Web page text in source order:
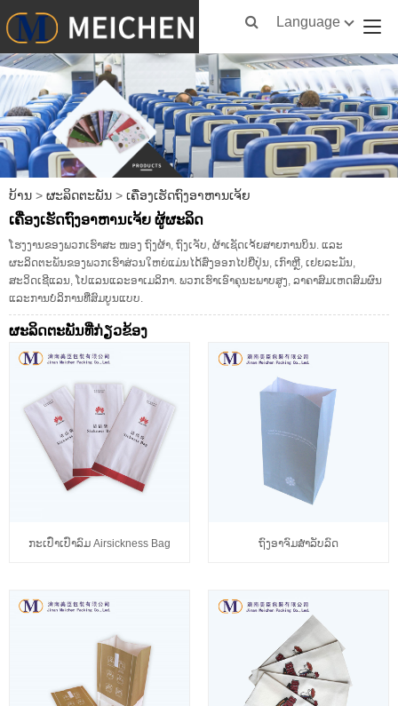
Language
ບ້ານ > ຜະລິດຕະພັນ > ເຄື່ອງເຮັດຖົງອາຫານເຈ້ຍ
ເຄື່ອງເຮັດຖົງອາຫານເຈ້ຍ ຜູ້ຜະລິດ
ໂຮງງານຂອງພວກເຮົາສະ ໜອງ ຖົງຜ້າ, ຖົງເຈັບ, ຜ້າເຊັດເຈ້ຍສາຍການບິນ. ແລະ
ຜະລິດຕະພັນຂອງພວກເຮົາສ່ວນໃຫຍ່ແມ່ນໄດ້ສົ່ງອອກໄປຍີ່ປຸ່ນ, ເກົາຫຼີ, ເຢຍລະມັນ,
ສະວິດເຊີແລນ, ໂປແລນແລະອາເມລິກາ. ພວກເຮົາເອົາຄຸນະພາບສູງ, ລາຄາສົມເຫດສົມຜົນ
ແລະການບໍລິການທີ່ສົມບູນແບບ.
ຜະ​ລິດ​ຕະ​ພັນ​ທີ່​ກ່ຽວ​ຂ້ອງ
ກະເປົ໋າເປົ່າລົມ Airsickness Bag ຖົງອາຈົມສໍາລັບລົດ